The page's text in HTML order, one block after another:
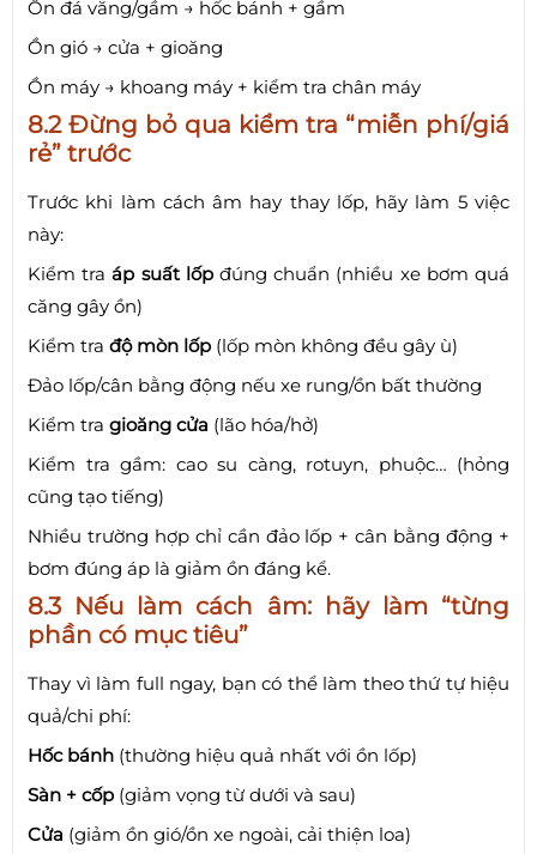
Ồn đá văng/gầm → hốc bánh + gầm
Ồn gió → cửa + gioăng
Ồn máy → khoang máy + kiểm tra chân máy
8.2 Đừng bỏ qua kiểm tra “miễn phí/giá
rẻ” trước
Trước khi làm cách âm hay thay lốp, hãy làm 5 việc
này:
Kiểm traáp suất lốpđúng chuẩn (nhiều xe bơm quá
căng gây ồn)
Kiểm tra độ mòn lốp (lốp mòn không đều gây ù)
Đảo lốp/cân bằng động nếu xe rung/ồn bất thường
Kiểm tra gioăng cửa (lão hóa/hở)
Kiểm tra gầm: cao su càng, rotuyn, phuộc… (hỏng
cũng tạo tiếng)
Nhiều trường hợp chỉ cần đảo lốp + cân bằng động +
bơm đúng áp là giảm ồn đáng kể.
8.3 Nếu làm cách âm: hãy làm “từng
phần có mục tiêu”
Thay vì làm full ngay, bạn có thể làm theo thứ tự hiệu
quả/chi phí:
Hốc bánh (thường hiệu quả nhất với ồn lốp)
Sàn + cốp (giảm vọng từ dưới và sau)
Cửa (giảm ồn gió/ồn xe ngoài, cải thiện loa)